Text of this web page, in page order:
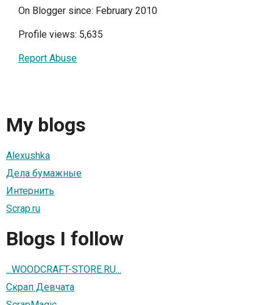
On Blogger since: February 2010
Profile views: 5,635
Report Abuse
My blogs
Alexushka
Дела бумажные
Интернить
Scrap.ru
Blogs I follow
...WOODCRAFT-STORE.RU...
Скрап Девчата